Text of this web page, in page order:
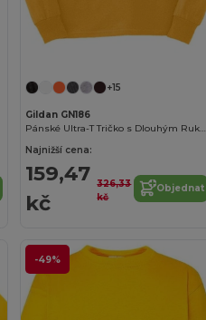
+15
Gildan GN186
Pánské Ultra-T Tričko s Dlouhým Rukávem
Najnižší cena:
159,47
kč
326,33
kč
Objednat
-49%